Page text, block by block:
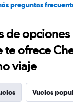
preguntas
de opciones
te ofrece
viaje
Vuelos